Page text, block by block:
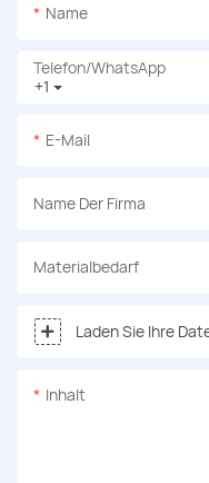
Name
+1
Telefon/WhatsApp
E-Mail
Name Der Firma
Materialbedarf
Laden Sie Ihre
Inhalt